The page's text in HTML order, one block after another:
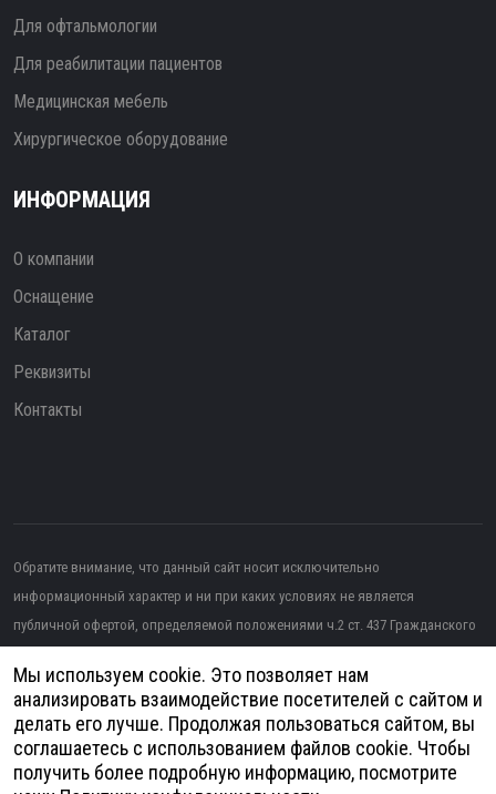
Для офтальмологии
Для реабилитации пациентов
Медицинская мебель
Хирургическое оборудование
ИНФОРМАЦИЯ
О компании
Оснащение
Каталог
Реквизиты
Контакты
Обратите внимание, что данный сайт носит исключительно
информационный характер и ни при каких условиях не является
публичной офертой, определяемой положениями ч.2 ст. 437 Гражданского
Изображение от topntp26на Freepik
Политика конфиденциальности
Согласие на обработку персональных данных
Мы используем cookie. Это позволяет нам
анализировать взаимодействие посетителей с сайтом и
делать его лучше. Продолжая пользоваться сайтом, вы
соглашаетесь с использованием файлов cookie. Чтобы
получить более подробную информацию, посмотрите